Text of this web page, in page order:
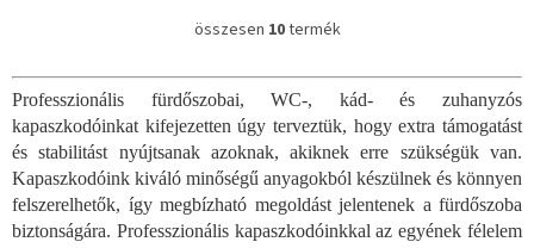
L
s
t
a
i
r
á
összesen 10termék
Professzionális fürdőszobai, WC-, kád- és zuhanyzós
kapaszkodóinkat kifejezetten úgy terveztük, hogy extra támogatást
és stabilitást nyújtsanak azoknak, akiknek erre szükségük van.
Kapaszkodóink kiváló minőségű anyagokból készülnek és könnyen
felszerelhetők, így megbízható megoldást jelentenek a fürdőszoba
biztonságára. Professzionális kapaszkodóinkkal az egyének félelem